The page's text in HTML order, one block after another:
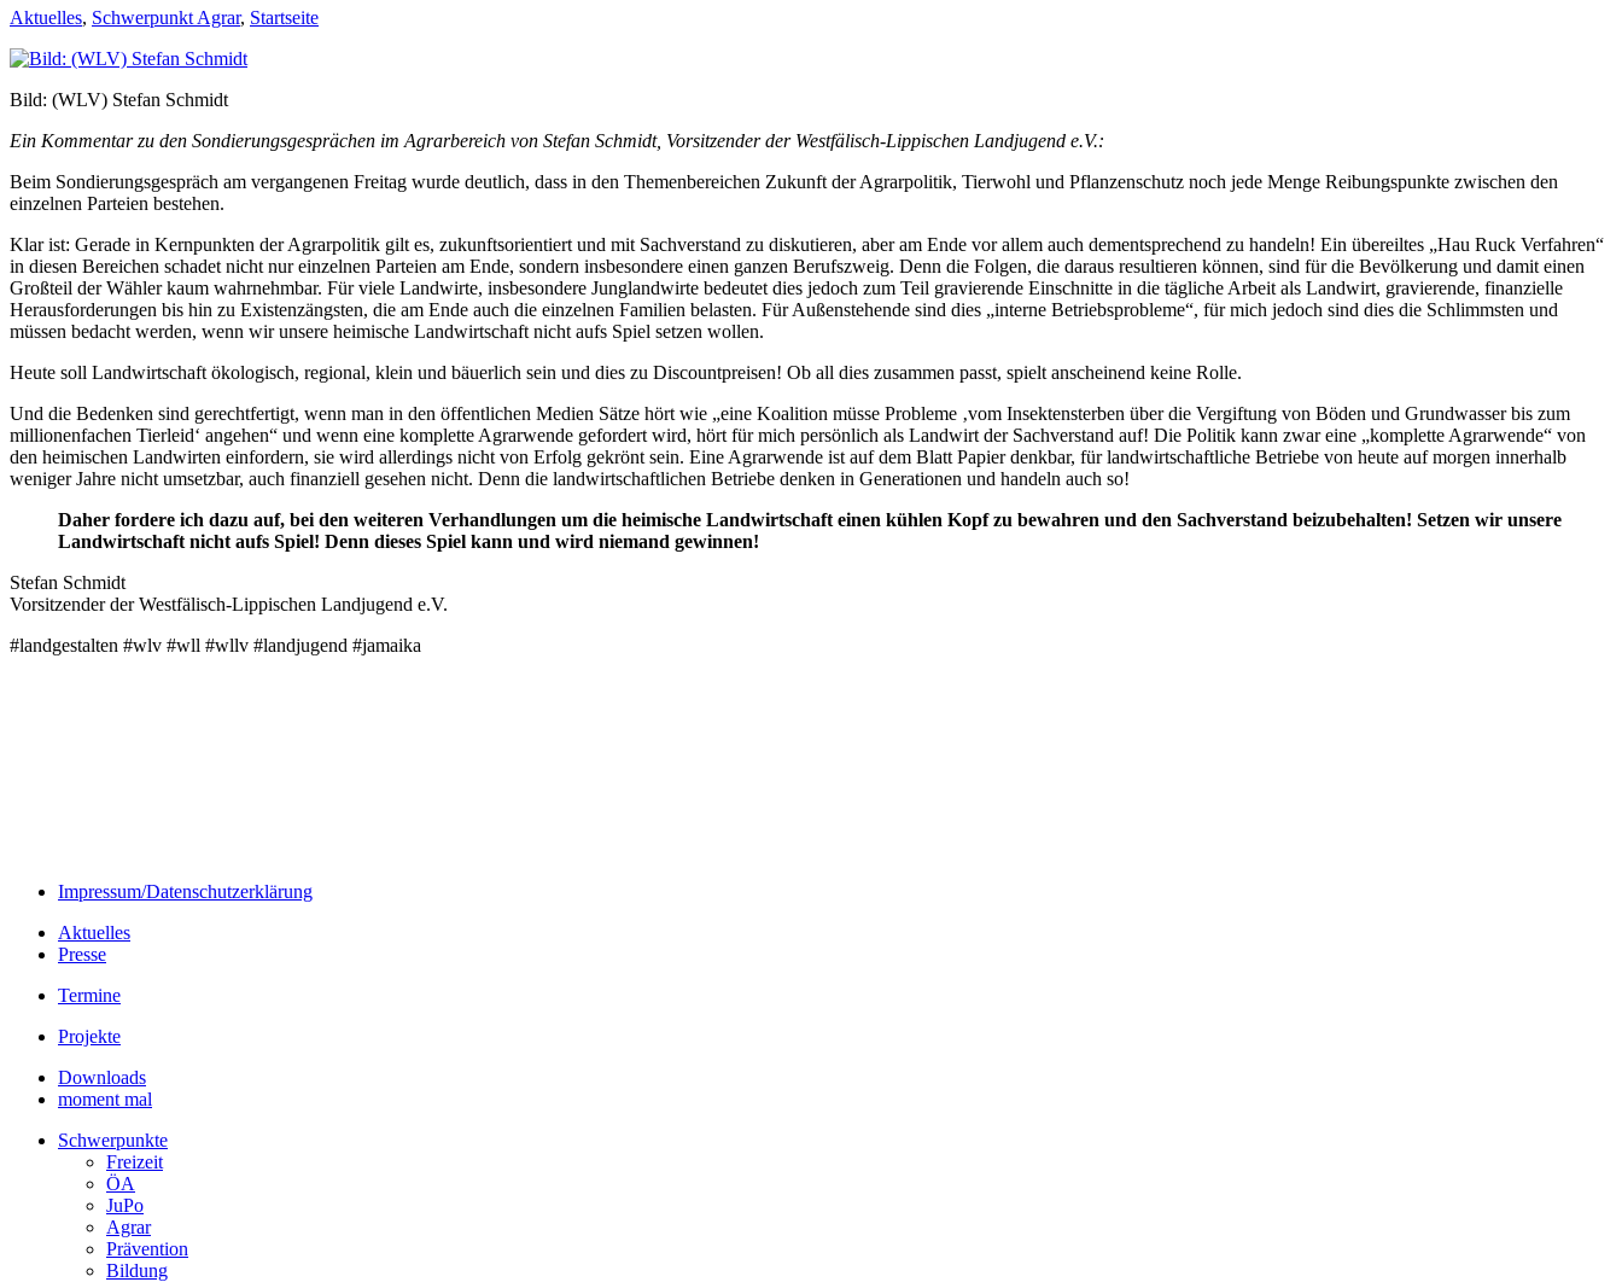
Aktuelles, Schwerpunkt Agrar, Startseite
Bild: (WLV) Stefan Schmidt
Ein Kommentar zu den Sondierungsgesprächen im Agrarbereich von Stefan Schmidt, Vorsitzender der Westfälisch-Lippischen Landjugend e.V.:
Beim Sondierungsgespräch am vergangenen Freitag wurde deutlich, dass in den Themenbereichen Zukunft der Agrarpolitik, Tierwohl und Pflanzenschutz noch jede Menge Reibungspunkte zwischen den
einzelnen Parteien bestehen.
Klar ist: Gerade in Kernpunkten der Agrarpolitik gilt es, zukunftsorientiert und mit Sachverstand zu diskutieren, aber am Ende vor allem auch dementsprechend zu handeln! Ein übereiltes „Hau Ruck Verfahren“
in diesen Bereichen schadet nicht nur einzelnen Parteien am Ende, sondern insbesondere einen ganzen Berufszweig. Denn die Folgen, die daraus resultieren können, sind für die Bevölkerung und damit einen
Großteil der Wähler kaum wahrnehmbar. Für viele Landwirte, insbesondere Junglandwirte bedeutet dies jedoch zum Teil gravierende Einschnitte in die tägliche Arbeit als Landwirt, gravierende, finanzielle
Herausforderungen bis hin zu Existenzängsten, die am Ende auch die einzelnen Familien belasten. Für Außenstehende sind dies „interne Betriebsprobleme“, für mich jedoch sind dies die Schlimmsten und
müssen bedacht werden, wenn wir unsere heimische Landwirtschaft nicht aufs Spiel setzen wollen.
Heute soll Landwirtschaft ökologisch, regional, klein und bäuerlich sein und dies zu Discountpreisen! Ob all dies zusammen passt, spielt anscheinend keine Rolle.
Und die Bedenken sind gerechtfertigt, wenn man in den öffentlichen Medien Sätze hört wie „eine Koalition müsse Probleme ‚vom Insektensterben über die Vergiftung von Böden und Grundwasser bis zum
millionenfachen Tierleid‘ angehen“ und wenn eine komplette Agrarwende gefordert wird, hört für mich persönlich als Landwirt der Sachverstand auf! Die Politik kann zwar eine „komplette Agrarwende“ von
den heimischen Landwirten einfordern, sie wird allerdings nicht von Erfolg gekrönt sein. Eine Agrarwende ist auf dem Blatt Papier denkbar, für landwirtschaftliche Betriebe von heute auf morgen innerhalb
weniger Jahre nicht umsetzbar, auch finanziell gesehen nicht. Denn die landwirtschaftlichen Betriebe denken in Generationen und handeln auch so!
Daher fordere ich dazu auf, bei den weiteren Verhandlungen um die heimische Landwirtschaft einen kühlen Kopf zu bewahren und den Sachverstand beizubehalten! Setzen wir unsere
Landwirtschaft nicht aufs Spiel! Denn dieses Spiel kann und wird niemand gewinnen!
Stefan Schmidt
Vorsitzender der Westfälisch-Lippischen Landjugend e.V.
#landgestalten #wlv #wll #wllv #landjugend #jamaika
Impressum/Datenschutzerklärung
Aktuelles
Presse
Termine
Projekte
Downloads
moment mal
Schwerpunkte
Freizeit
ÖA
JuPo
Agrar
Prävention
Bildung